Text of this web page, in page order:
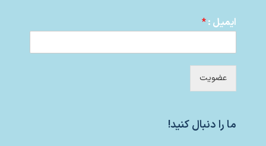
ایمیل :*
عضویت
ما را دنبال کنید!